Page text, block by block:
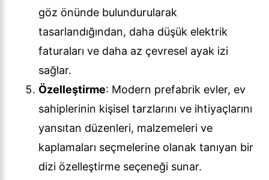
göz önünde bulundurularak
tasarlandığından, daha düşük elektrik
faturaları ve daha az çevresel ayak izi
sağlar.
Özelleştirme: Modern prefabrik evler, ev
sahiplerinin kişisel tarzlarını ve ihtiyaçlarını
yansıtan düzenleri, malzemeleri ve
kaplamaları seçmelerine olanak tanıyan bir
dizi özelleştirme seçeneği sunar.